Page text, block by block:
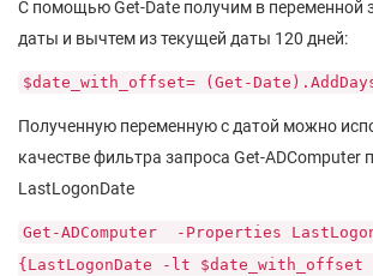
С помощью Get-Date получим в переменной
даты и вычтем из текущей даты 120 дней:
$date_with_offset= (Get-
Полученную переменную с датой можно
качестве фильтра запроса Get-ADComputer
LastLogonDate
Get-ADComputer -Properties
{LastLogonDate -lt